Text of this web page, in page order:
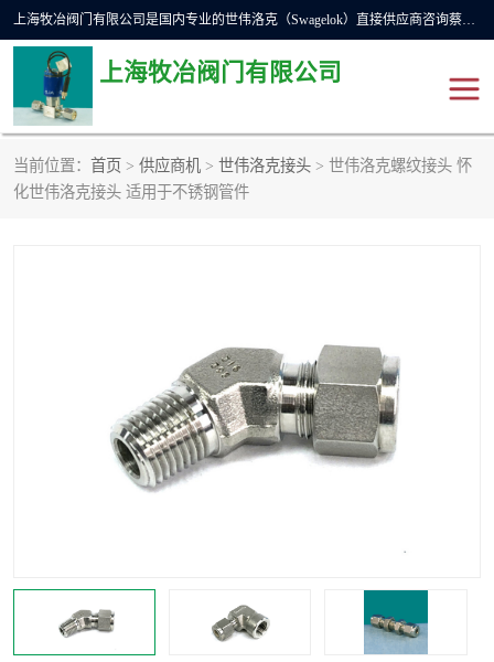
上海牧冶阀门有限公司是国内专业的世伟洛克（Swagelok）直接供应商咨询蔡工，主营世伟洛克球阀、世伟洛克针型阀、世伟洛克隔膜阀、世伟洛克旋塞阀、世伟洛克单向阀、世伟洛克接头、世伟洛克快速接头、世伟洛克卡套管、世伟洛克弯管器、世伟洛克工具等。
上海牧冶阀门有限公司
当前位置： 首页 > 供应商机 > 世伟洛克接头 > 世伟洛克螺纹接头 怀
化世伟洛克接头 适用于不锈钢管件
世伟洛克
世伟洛克波纹管阀
美国霍克HOKE
世伟洛克针型阀 世伟洛克旋塞阀